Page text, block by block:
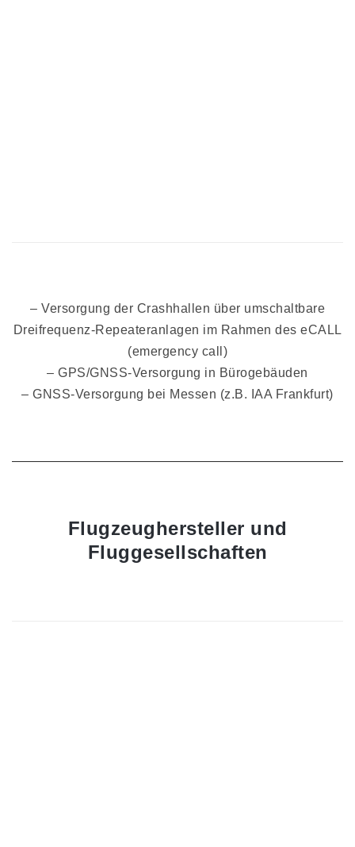
– Versorgung der Crashhallen über umschaltbare
Dreifrequenz-Repeateranlagen im Rahmen des eCALL
(emergency call)
– GPS/GNSS-Versorgung in Bürogebäuden
– GNSS-Versorgung bei Messen (z.B. IAA Frankfurt)
Flugzeughersteller und
Fluggesellschaften